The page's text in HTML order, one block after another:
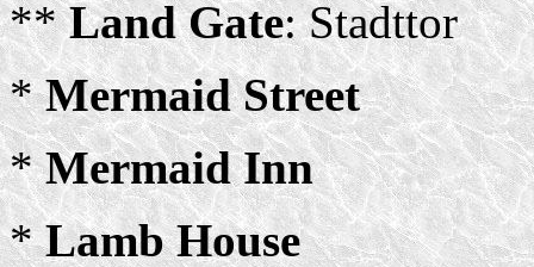
**Land Gate: Stadttor
*Mermaid Street
*Mermaid Inn
*Lamb House